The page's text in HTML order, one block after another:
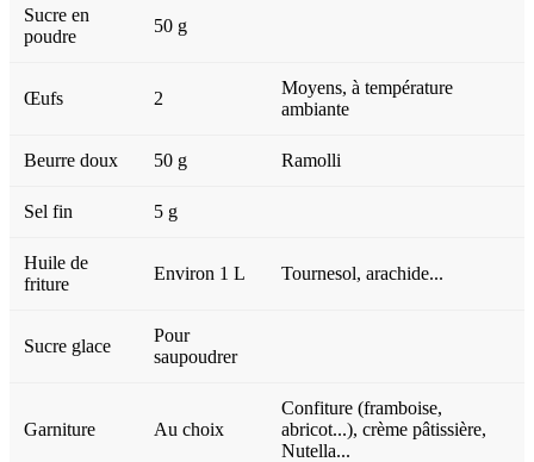
Sucre en
poudre
50 g
Œufs 2
Moyens, à température
ambiante
Beurre doux 50 g Ramolli
Sel fin 5 g
Huile de
friture
Environ 1 L Tournesol, arachide...
Sucre glace
Pour
saupoudrer
Garniture Au choix
Confiture (framboise,
abricot...), crème pâtissière,
Nutella...